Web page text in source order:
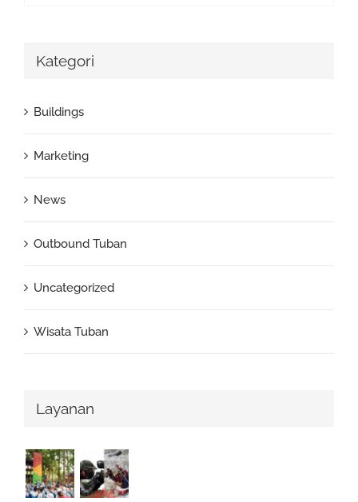
Kategori
Buildings
Marketing
News
Outbound Tuban
Uncategorized
Wisata Tuban
Layanan